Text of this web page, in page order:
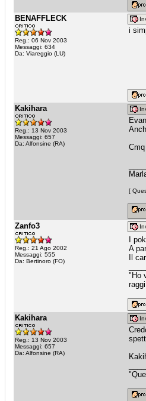
BENAFFLECK
Reg.: 06 Nov 2003
Messaggi: 634
Da: Viareggio (LU)
i
Kakihara
Reg.: 13 Nov 2003
Messaggi: 657
Da: Alfonsine (RA)
[
Zanfo3
Reg.: 21 Ago 2002
Messaggi: 555
Da: Bertinoro (FO)
I
A
Il
"Ho
Kakihara
Reg.: 13 Nov 2003
Messaggi: 657
Da: Alfonsine (RA)